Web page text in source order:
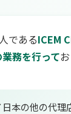
であるICEM
務を行って
本の他の代理